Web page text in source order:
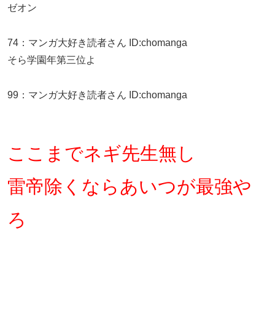
ゼオン
74 ： マンガ大好き読者さん ID:chomanga
そら学園年第三位よ
99 ： マンガ大好き読者さん ID:chomanga
ここまでネギ先生無し
雷帝除くならあいつが最強や
ろ